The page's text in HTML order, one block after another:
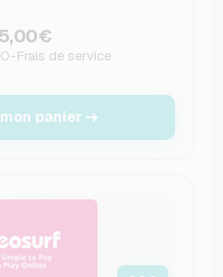
Frais de service
panier